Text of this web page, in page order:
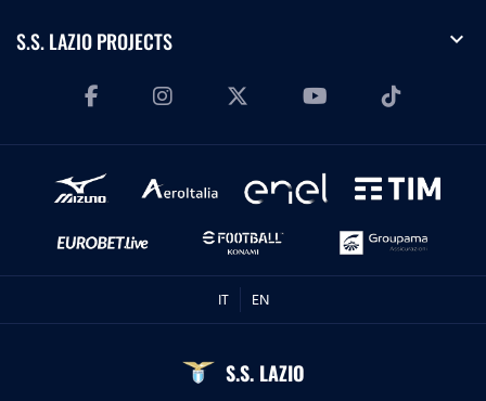
S.S. LAZIO PROJECTS expand_more
IT EN
S.S. LAZIO